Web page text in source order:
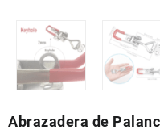
Abrazadera de